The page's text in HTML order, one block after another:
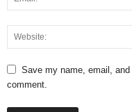
Save my name, email,
comment.